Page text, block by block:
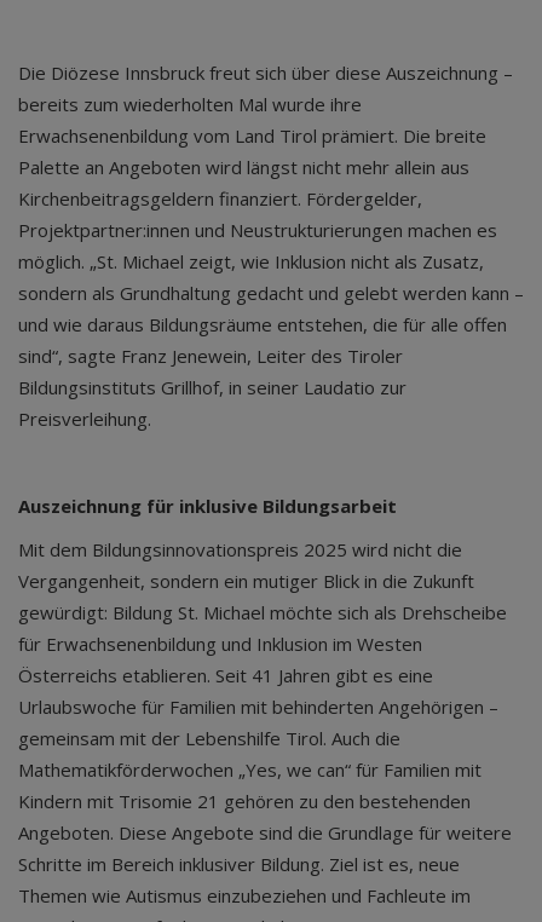
Die Diözese Innsbruck freut sich über diese Auszeichnung –
bereits zum wiederholten Mal wurde ihre
Erwachsenenbildung vom Land Tirol prämiert. Die breite
Palette an Angeboten wird längst nicht mehr allein aus
Kirchenbeitragsgeldern finanziert. Fördergelder,
Projektpartner:innen und Neustrukturierungen machen es
möglich. „St. Michael zeigt, wie Inklusion nicht als Zusatz,
sondern als Grundhaltung gedacht und gelebt werden kann –
und wie daraus Bildungsräume entstehen, die für alle offen
sind“, sagte Franz Jenewein, Leiter des Tiroler
Bildungsinstituts Grillhof, in seiner Laudatio zur
Preisverleihung.
Auszeichnung für inklusive Bildungsarbeit
Mit dem Bildungsinnovationspreis 2025 wird nicht die
Vergangenheit, sondern ein mutiger Blick in die Zukunft
gewürdigt: Bildung St. Michael möchte sich als Drehscheibe
für Erwachsenenbildung und Inklusion im Westen
Österreichs etablieren. Seit 41 Jahren gibt es eine
Urlaubswoche für Familien mit behinderten Angehörigen –
gemeinsam mit der Lebenshilfe Tirol. Auch die
Mathematikförderwochen „Yes, we can“ für Familien mit
Kindern mit Trisomie 21 gehören zu den bestehenden
Angeboten. Diese Angebote sind die Grundlage für weitere
Schritte im Bereich inklusiver Bildung. Ziel ist es, neue
Themen wie Autismus einzubeziehen und Fachleute im